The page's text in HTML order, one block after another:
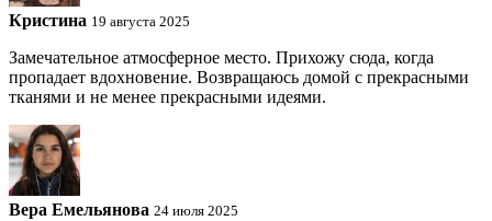
Кристина 19 августа 2025
Замечательное атмосферное место. Прихожу сюда, когда
пропадает вдохновение. Возвращаюсь домой с прекрасными
тканями и не менее прекрасными идеями.
Вера Емельянова 24 июля 2025